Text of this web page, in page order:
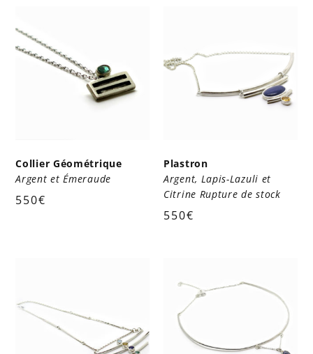
Collier Géométrique
Argent et Émeraude
550€
Plastron
Argent, Lapis-Lazuli et
Citrine Rupture de stock
550€